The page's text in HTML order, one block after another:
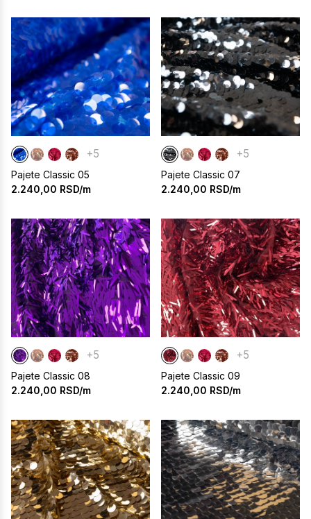
+5
Pajete Classic 05
2.240,00 RSD/m
+5
Pajete Classic 07
2.240,00 RSD/m
+5
Pajete Classic 08
2.240,00 RSD/m
+5
Pajete Classic 09
2.240,00 RSD/m